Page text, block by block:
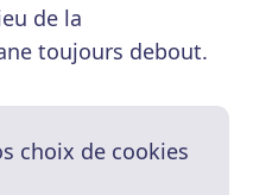
de la
toujours debout.
choix de cookies